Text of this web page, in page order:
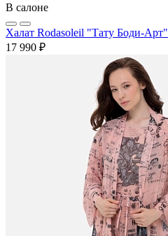
В салоне
Халат Rodasoleil "Тату Боди-Арт"
17 990 ₽